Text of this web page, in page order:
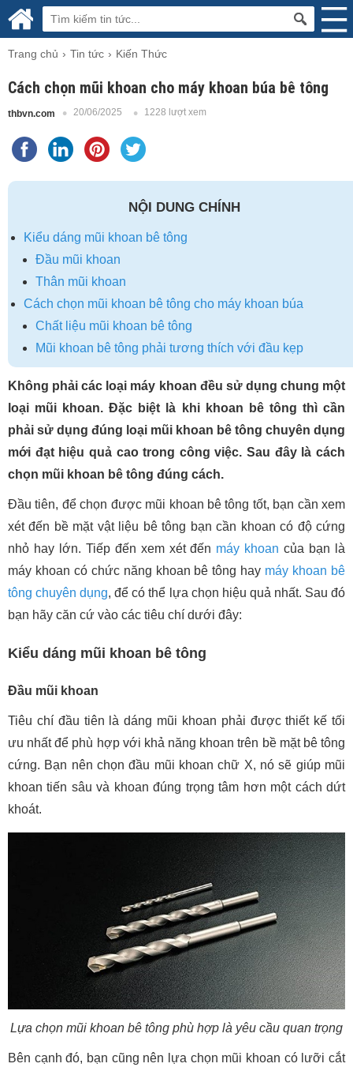
Trang chủ Tin tức Kiến Thức
Cách chọn mũi khoan cho máy khoan búa bê tông
thbvn.com 20/06/2025 1228 lượt xem
NỘI DUNG CHÍNH
Kiểu dáng mũi khoan bê tông
Đầu mũi khoan
Thân mũi khoan
Cách chọn mũi khoan bê tông cho máy khoan búa
Chất liệu mũi khoan bê tông
Mũi khoan bê tông phải tương thích với đầu kẹp
Không phải các loại máy khoan đều sử dụng chung một
loại mũi khoan. Đặc biệt là khi khoan bê tông thì cần
phải sử dụng đúng loại mũi khoan bê tông chuyên dụng
mới đạt hiệu quả cao trong công việc. Sau đây là cách
chọn mũi khoan bê tông đúng cách.
Đầu tiên, để chọn được mũi khoan bê tông tốt, bạn cần xem
xét đến bề mặt vật liệu bê tông bạn cần khoan có độ cứng
nhỏ hay lớn. Tiếp đến xem xét đến máy khoan của bạn là
máy khoan có chức năng khoan bê tông hay máy khoan bê
tông chuyên dụng, để có thể lựa chọn hiệu quả nhất. Sau đó
bạn hãy căn cứ vào các tiêu chí dưới đây:
Kiểu dáng mũi khoan bê tông
Đầu mũi khoan
Tiêu chí đầu tiên là dáng mũi khoan phải được thiết kế tối
ưu nhất để phù hợp với khả năng khoan trên bề mặt bê tông
cứng. Bạn nên chọn đầu mũi khoan chữ X, nó sẽ giúp mũi
khoan tiến sâu và khoan đúng trọng tâm hơn một cách dứt
khoát.
Lựa chọn mũi khoan bê tông phù hợp là yêu cầu quan trọng
Bên cạnh đó, bạn cũng nên lựa chọn mũi khoan có lưỡi cắt